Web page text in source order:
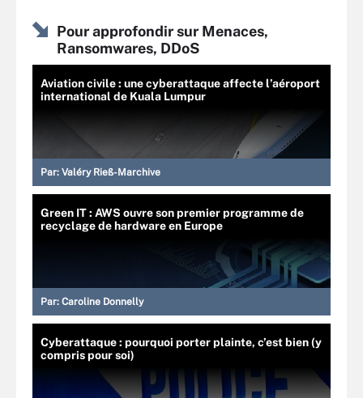
Pour approfondir sur Menaces,
Ransomwares, DDoS
Aviation civile : une cyberattaque affecte l’aéroport
international de Kuala Lumpur
Par: Valéry Rieß-Marchive
Green IT : AWS ouvre son premier programme de
recyclage de hardware en Europe
Par: Caroline Donnelly
Cyberattaque : pourquoi porter plainte, c’est bien (y
compris pour soi)